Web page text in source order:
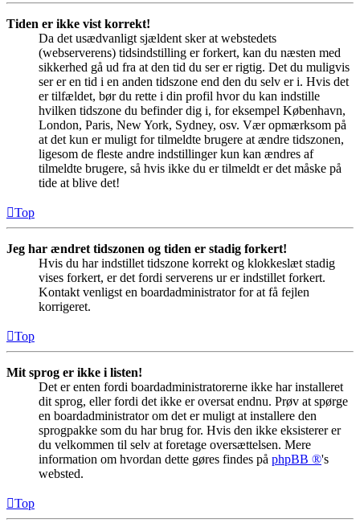
Tiden er ikke vist korrekt!
Da det usædvanligt sjældent sker at webstedets
(webserverens) tidsindstilling er forkert, kan du næsten med
sikkerhed gå ud fra at den tid du ser er rigtig. Det du muligvis
ser er en tid i en anden tidszone end den du selv er i. Hvis det
er tilfældet, bør du rette i din profil hvor du kan indstille
hvilken tidszone du befinder dig i, for eksempel København,
London, Paris, New York, Sydney, osv. Vær opmærksom på
at det kun er muligt for tilmeldte brugere at ændre tidszonen,
ligesom de fleste andre indstillinger kun kan ændres af
tilmeldte brugere, så hvis ikke du er tilmeldt er det måske på
tide at blive det!
Top
Jeg har ændret tidszonen og tiden er stadig forkert!
Hvis du har indstillet tidszone korrekt og klokkeslæt stadig
vises forkert, er det fordi serverens ur er indstillet forkert.
Kontakt venligst en boardadministrator for at få fejlen
korrigeret.
Top
Mit sprog er ikke i listen!
Det er enten fordi boardadministratorerne ikke har installeret
dit sprog, eller fordi det ikke er oversat endnu. Prøv at spørge
en boardadministrator om det er muligt at installere den
sprogpakke som du har brug for. Hvis den ikke eksisterer er
du velkommen til selv at foretage oversættelsen. Mere
information om hvordan dette gøres findes på phpBB ®'s
websted.
Top